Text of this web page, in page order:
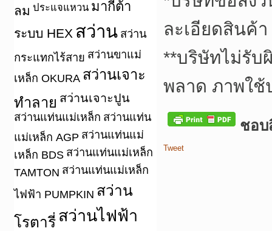
ลม ประแจแหวน มากีต้า
ระบบ HEX สว่าน สว่าน
กระแทกไร้สาย สว่านขาแม่
เหล็ก OKURA สว่านเจาะ
ทำลาย สว่านเจาะปูน
สว่านแท่นแม่เหล็ก สว่านแท่น
แม่เหล็ก AGP สว่านแท่นแม่
เหล็ก BDS สว่านแท่นแม่เหล็ก
TAMTON สว่านแท่นแม่เหล็ก
ไฟฟ้า PUMPKIN สว่าน
โรตารี่ สว่านไฟฟ้า
ละเอียดสินค้
**บริษัทไม่รับ
พลาด ภาพใ
ชอบ
Tweet